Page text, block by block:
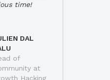
time!
DAL
of
at
Hacking